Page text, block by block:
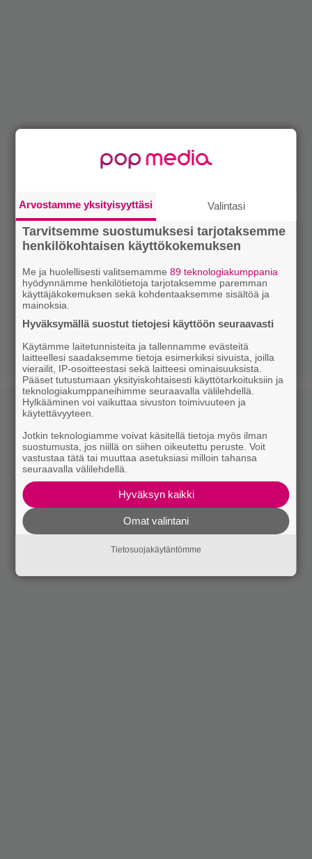
Arvostamme yksityisyyttäsi Valintasi
Tarvitsemme suostumuksesi tarjotaksemme
henkilökohtaisen käyttökokemuksen
Me ja huolellisesti valitsemamme89 teknologiakumppania
hyödynnämme henkilötietoja tarjotaksemme paremman
käyttäjäkokemuksen sekä kohdentaaksemme sisältöä ja
mainoksia.
Hyväksymällä suostut tietojesi käyttöön seuraavasti
Käytämme laitetunnisteita ja tallennamme evästeitä
laitteellesi saadaksemme tietoja esimerkiksi sivuista, joilla
vierailit, IP-osoitteestasi sekä laitteesi ominaisuuksista.
Pääset tutustumaan yksityiskohtaisesti käyttötarkoituksiin ja
teknologiakumppaneihimme seuraavalla välilehdellä.
Hylkääminen voi vaikuttaa sivuston toimivuuteen ja
käytettävyyteen.
Jotkin teknologiamme voivat käsitellä tietoja myös ilman
suostumusta, jos niillä on siihen oikeutettu peruste. Voit
vastustaa tätä tai muuttaa asetuksiasi milloin tahansa
seuraavalla välilehdellä.
Hyväksyn kaikki
Omat valintani
Tietosuojakäytäntömme